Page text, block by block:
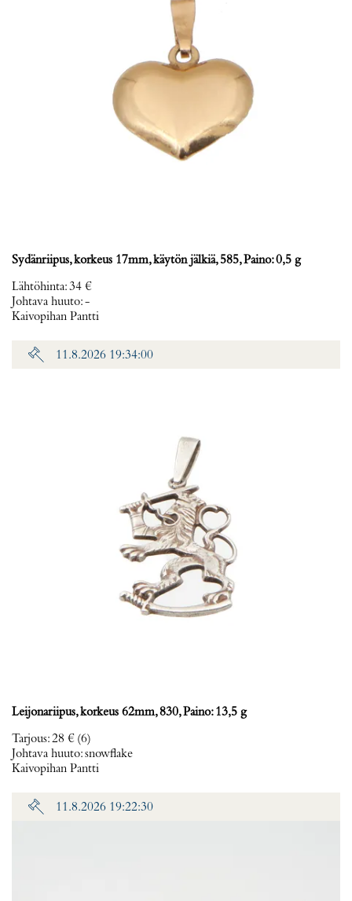
Sydänriipus, korkeus 17mm, käytön jälkiä, 585, Paino: 0,5 g
Lähtöhinta:34 €
Johtava huuto:-
Kaivopihan Pantti
11.8.2026 19:34:00
Leijonariipus, korkeus 62mm, 830, Paino: 13,5 g
Tarjous:28 € (6)
Johtava huuto:snowflake
Kaivopihan Pantti
11.8.2026 19:22:30